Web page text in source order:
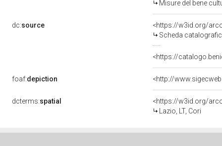
Misure del bene
dc:source
<https://w3id.org/
Scheda
<https://
foaf:depiction
dcterms:spatial
<https://w3id.org/
Lazio, LT, Cori